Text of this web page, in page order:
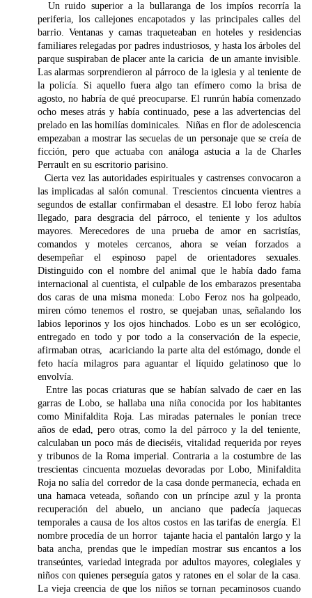
Un ruido superior a la bullaranga de los impíos recorría la
periferia, los callejones encapotados y las principales calles del
barrio. Ventanas y camas traqueteaban en hoteles y residencias
familiares relegadas por padres industriosos, y hasta los árboles del
parque suspiraban de placer ante la caricia de un amante invisible.
Las alarmas sorprendieron al párroco de la iglesia y al teniente de
la policía. Si aquello fuera algo tan efímero como la brisa de
agosto, no habría de qué preocuparse. El runrún había comenzado
ocho meses atrás y había continuado, pese a las advertencias del
prelado en las homilías dominicales. Niñas en flor de adolescencia
empezaban a mostrar las secuelas de un personaje que se creía de
ficción, pero que actuaba con análoga astucia a la de Charles
Perrault en su escritorio parisino.
Cierta vez las autoridades espirituales y castrenses convocaron a
las implicadas al salón comunal. Trescientos cincuenta vientres a
segundos de estallar confirmaban el desastre. El lobo feroz había
llegado, para desgracia del párroco, el teniente y los adultos
mayores. Merecedores de una prueba de amor en sacristías,
comandos y moteles cercanos, ahora se veían forzados a
desempeñar el espinoso papel de orientadores sexuales.
Distinguido con el nombre del animal que le había dado fama
internacional al cuentista, el culpable de los embarazos presentaba
dos caras de una misma moneda: Lobo Feroz nos ha golpeado,
miren cómo tenemos el rostro, se quejaban unas, señalando los
labios leporinos y los ojos hinchados. Lobo es un ser ecológico,
entregado en todo y por todo a la conservación de la especie,
afirmaban otras, acariciando la parte alta del estómago, donde el
feto hacía milagros para aguantar el líquido gelatinoso que lo
envolvía.
Entre las pocas criaturas que se habían salvado de caer en las
garras de Lobo, se hallaba una niña conocida por los habitantes
como Minifaldita Roja. Las miradas paternales le ponían trece
años de edad, pero otras, como la del párroco y la del teniente,
calculaban un poco más de dieciséis, vitalidad requerida por reyes
y tribunos de la Roma imperial. Contraria a la costumbre de las
trescientas cincuenta mozuelas devoradas por Lobo, Minifaldita
Roja no salía del corredor de la casa donde permanecía, echada en
una hamaca veteada, soñando con un príncipe azul y la pronta
recuperación del abuelo, un anciano que padecía jaquecas
temporales a causa de los altos costos en las tarifas de energía. El
nombre procedía de un horror tajante hacia el pantalón largo y la
bata ancha, prendas que le impedían mostrar sus encantos a los
transeúntes, variedad integrada por adultos mayores, colegiales y
niños con quienes perseguía gatos y ratones en el solar de la casa.
La vieja creencia de que los niños se tornan pecaminosos cuando